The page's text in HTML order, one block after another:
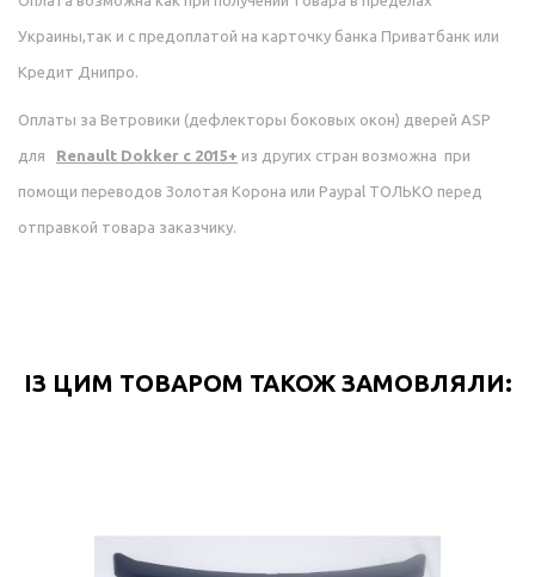
Украины,так и с предоплатой на карточку банка Приватбанк или
Кредит Днипро.
Оплаты за Ветровики (дефлекторы боковых окон) дверей ASP
для Renault Dokker c 2015+ из других стран возможна при
помощи переводов Золотая Корона или Paypal ТОЛЬКО перед
отправкой товара заказчику.
ІЗ ЦИМ ТОВАРОМ ТАКОЖ ЗАМОВЛЯЛИ: